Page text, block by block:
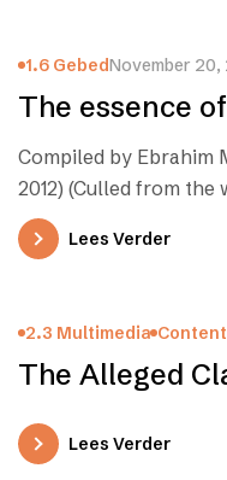
1.6 GebedNovember 20,
The essence
Compiled by Ebrahim
2012) (Culled from
Lees Verder
2.3 Multimedia
The Alleged
Lees Verder